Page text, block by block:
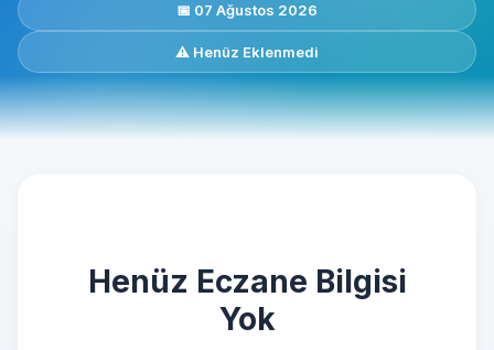
📅 07 Ağustos 2026
⚠️ Henüz Eklenmedi
Henüz Eczane Bilgisi
Yok